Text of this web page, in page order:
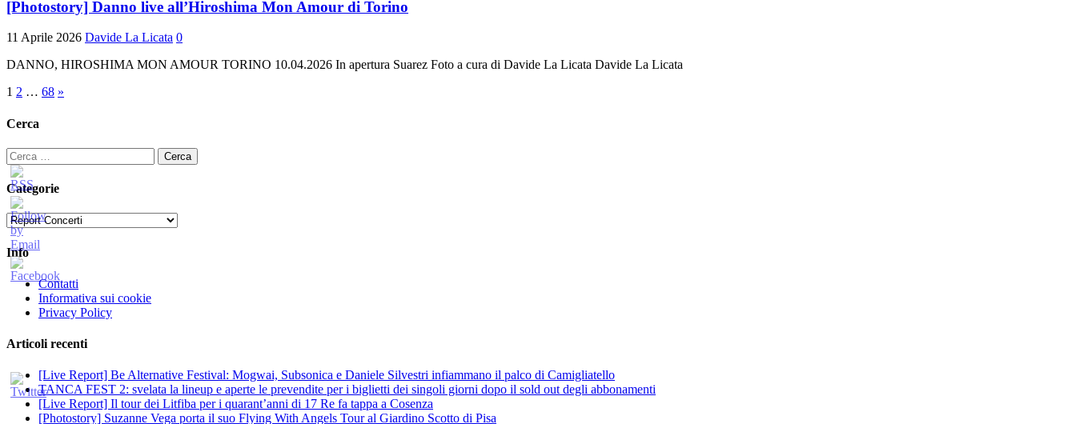
[Photostory] Danno live all’Hiroshima Mon Amour di Torino
11 Aprile 2026 Davide La Licata 0
DANNO, HIROSHIMA MON AMOUR TORINO 10.04.2026 In apertura Suarez Foto a cura di Davide La Licata Davide La Licata
Paginazione
degli
1 2 … 68 »
Cerca
Ricerca
per:
Categorie
Categorie
Info
Contatti
Informativa sui cookie
Privacy Policy
Articoli recenti
[Live Report] Be Alternative Festival: Mogwai, Subsonica e Daniele Silvestri infiammano il palco di Camigliatello
TANCA FEST 2: svelata la lineup e aperte le prevendite per i biglietti dei singoli giorni dopo il sold out degli abbonamenti
[Live Report] Il tour dei Litfiba per i quarant’anni di 17 Re fa tappa a Cosenza
[Photostory] Suzanne Vega porta il suo Flying With Angels Tour al Giardino Scotto di Pisa